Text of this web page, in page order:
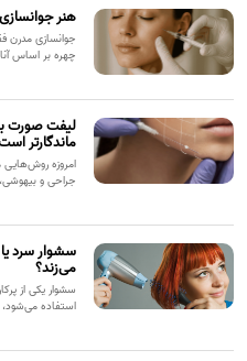
هنر
جوانسازی مدرن
چهره بر اساس
ماندگارتر
امروزه روش‌هایی
جراحی و
سشوار سرد
می‌زند؟
سشوار یکی از
استفاده